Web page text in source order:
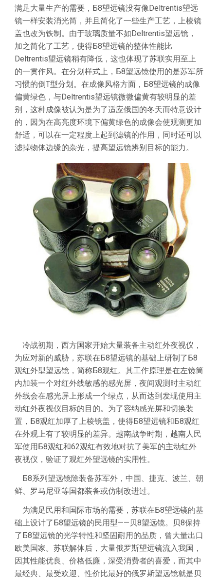
满足大量生产的需要，Б8望远镜没有像Deltrentis望远
镜一样安装消光筒，并且简化了一些生产工艺，上棱镜
盖也改为铁制。由于玻璃质量不如Deltrentis望远镜，
加之简化了工艺，使得Б8望远镜的整体性能比
Deltrentis望远镜稍有降低，这也体现了苏联实用至上
的一贯作风。在分划样式上，Б8望远镜使用的是苏军所
习惯的倒T型分划。在成像风格方面，Б8望远镜的成像
偏黄绿色，与Deltrentis望远镜微微偏黄有较明显的差
别，这种成像被认为是为了适应俄国的冬天而特意设计
的，因为在高亮度环境下偏黄绿色的成像会使观测更加
舒适，可以在一定程度上起到滤镜的作用，同时还可以
滤掉物体边缘的杂光，提高望远镜辨别目标的能力。
冷战初期，西方国家开始大量装备主动红外夜视仪，
为应对新的威胁，苏联在Б8望远镜的基础上研制了Б8
观红外型望远镜，简称Б8观红。其工作原理是在左镜筒
内加装一个对红外线敏感的感光屏，夜间观测时主动红
外线会在感光屏上形成一个绿点，从而达到发现使用主
动红外夜视仪目标的目的。为了容纳感光屏和切换装
置，Б8观红加厚了上棱镜盖，使得Б8望远镜和Б8观红
在外观上有了较明显的差异。越南战争时期，越南人民
军使用Б8观红和62观红有效地对抗了美军的主动红外
夜视仪，验证了观红外望远镜的实用性。
Б8系列望远镜除装备苏军外，中国、捷克、波兰、朝
鲜、罗马尼亚等国都装备或仿制改进过。
为满足民用和国际市场的需要，苏联在Б8望远镜的基
础上设计了Б8望远镜的民用型——贝8望远镜。贝8保持
了Б8望远镜的光学特性和坚固耐用的品质，曾大量出口
欧美国家。苏联解体后，大量俄罗斯望远镜流入我国，
因其性能优良、价格低廉，深受消费者的喜爱，而其中
最经典、最受欢迎、性价比最好的俄罗斯望远镜就是贝